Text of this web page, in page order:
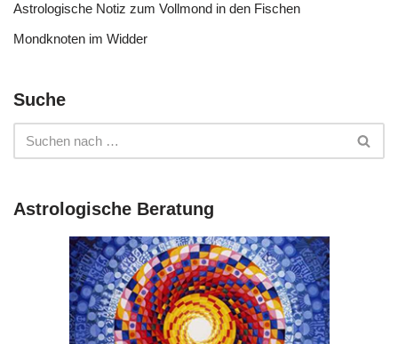
Astrologische Notiz zum Vollmond in den Fischen
Mondknoten im Widder
Suche
Astrologische Beratung